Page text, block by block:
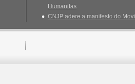
Humanitas
CNJP adere a manifesto do